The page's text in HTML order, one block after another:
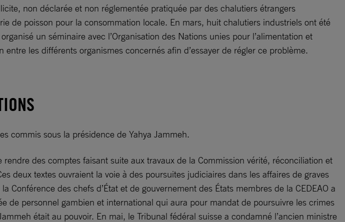
non déclarée et non réglementée pratiquée par des chalutiers étrangers
de poisson pour la consommation locale. En mars, huit chalutiers industriels ont été
un séminaire avec l’Organisation des Nations unies pour l’alimentation et
les différents organismes concernés afin d’essayer de régler ce problème.
commis sous la présidence de Yahya Jammeh.
des comptes faisant suite aux travaux de la Commission vérité, réconciliation et
deux textes ouvraient la voie à des poursuites judiciaires dans les affaires de graves
des chefs d’État et de gouvernement des États membres de la CEDEAO a
de personnel gambien et international qui aura pour mandat de poursuivre les crimes
était au pouvoir. En mai, le Tribunal fédéral suisse a condamné l’ancien ministre